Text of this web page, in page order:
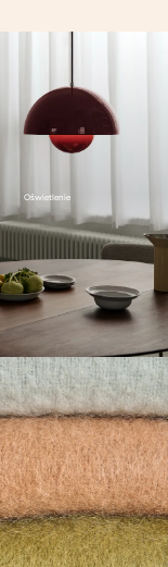
Oświetlenie